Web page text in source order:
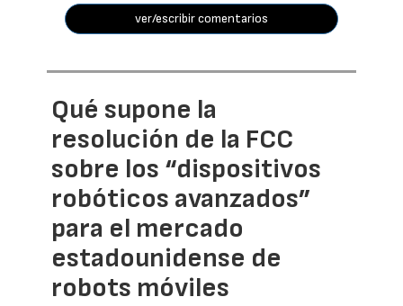
ver/escribir comentarios
Qué supone la
resolución de la FCC
sobre los “dispositivos
robóticos avanzados”
para el mercado
estadounidense de
robots móviles